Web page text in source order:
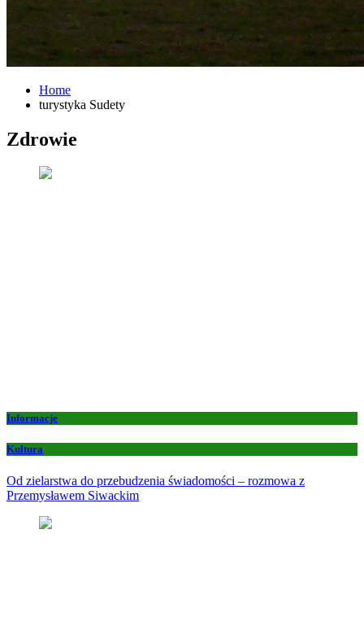
Home
turystyka Sudety
Zdrowie
Informacje
Kultura
Od zielarstwa do przebudzenia świadomości – rozmowa z
Przemysławem Siwackim